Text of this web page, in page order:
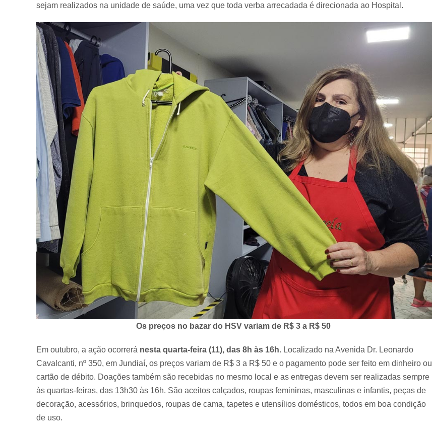
sejam realizados na unidade de saúde, uma vez que toda verba arrecadada é direcionada ao Hospital.
Os preços no bazar do HSV variam de R$ 3 a R$ 50
Em outubro, a ação ocorrerá nesta quarta-feira (11), das 8h às 16h. Localizado na Avenida Dr. Leonardo
Cavalcanti, nº 350, em Jundiaí, os preços variam de R$ 3 a R$ 50 e o pagamento pode ser feito em dinheiro ou
cartão de débito. Doações também são recebidas no mesmo local e as entregas devem ser realizadas sempre
às quartas-feiras, das 13h30 às 16h. São aceitos calçados, roupas femininas, masculinas e infantis, peças de
decoração, acessórios, brinquedos, roupas de cama, tapetes e utensílios domésticos, todos em boa condição
de uso.